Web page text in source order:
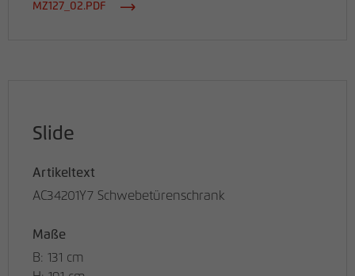
MZ127_02.PDF
Slide
Artikeltext
AC34201Y7 Schwebetürenschrank
Maße
B: 131 cm